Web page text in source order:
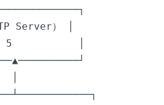
Server） │
│